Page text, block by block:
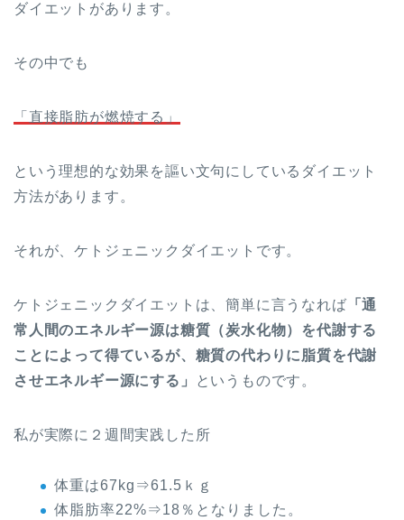
ダイエットがあります。
その中でも
「直接脂肪が燃焼する」
という理想的な効果を謳い文句にしているダイエット
方法があります。
それが、ケトジェニックダイエットです。
ケトジェニックダイエットは、簡単に言うなれば 「通
常人間のエネルギー源は糖質（炭水化物）を代謝する
ことによって得ているが、糖質の代わりに脂質を代謝
させエネルギー源にする」
というものです。
私が実際に２週間実践した所
体重は67kg⇒61.5ｋｇ
体脂肪率22%⇒18％となりました。